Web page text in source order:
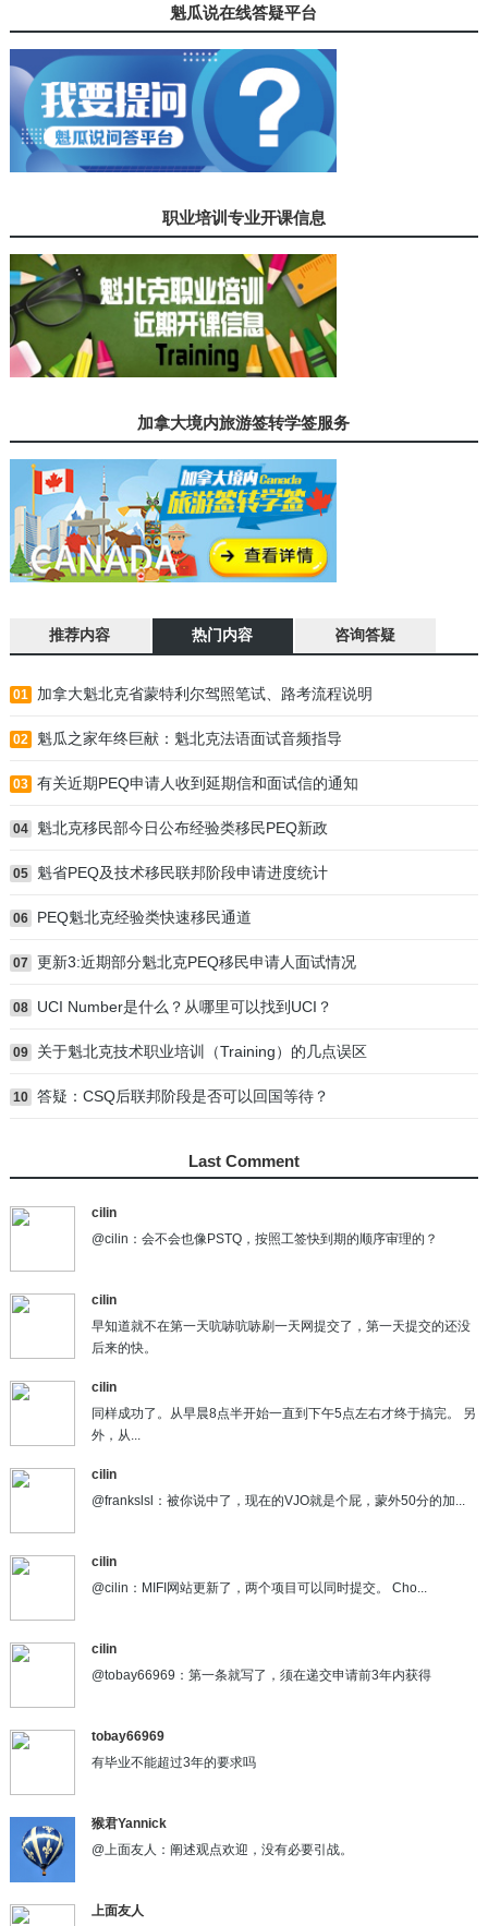
魁瓜说在线答疑平台
职业培训专业开课信息
加拿大境内旅游签转学签服务
推荐内容 热门内容 咨询答疑
01 加拿大魁北克省蒙特利尔驾照笔试、路考流程说明
02 魁瓜之家年终巨献：魁北克法语面试音频指导
03 有关近期PEQ申请人收到延期信和面试信的通知
04 魁北克移民部今日公布经验类移民PEQ新政
05 魁省PEQ及技术移民联邦阶段申请进度统计
06 PEQ魁北克经验类快速移民通道
07 更新3:近期部分魁北克PEQ移民申请人面试情况
08 UCI Number是什么？从哪里可以找到UCI？
09 关于魁北克技术职业培训（Training）的几点误区
10 答疑：CSQ后联邦阶段是否可以回国等待？
Last Comment
cilin
@cilin：会不会也像PSTQ，按照工签快到期的顺序审理的？
cilin
早知道就不在第一天吭哧吭哧刷一天网提交了，第一天提交的还没
后来的快。
cilin
同样成功了。从早晨8点半开始一直到下午5点左右才终于搞完。 另
外，从...
cilin
@frankslsl：被你说中了，现在的VJO就是个屁，蒙外50分的加...
cilin
@cilin：MIFI网站更新了，两个项目可以同时提交。 Cho...
cilin
@tobay66969：第一条就写了，须在递交申请前3年内获得
tobay66969
有毕业不能超过3年的要求吗
猴君Yannick
@上面友人：阐述观点欢迎，没有必要引战。
上面友人